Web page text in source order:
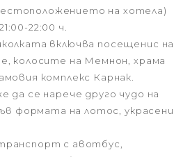
на хотела)
22:00 ч.
включва посещенис на
колосите на Мемнон, храма
комплекс Карнак.
да се нарече друго чудо на
формата на лотос, украсени
с авотбус,